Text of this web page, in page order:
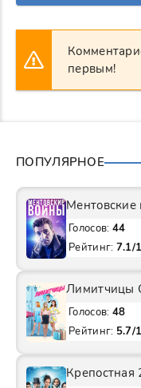
первым!
ПОПУЛЯРНОЕ
Голосов: 44
Рейтинг: 7.1/
Лимитчицы
Голосов: 48
Рейтинг: 5.7/
Крепостная